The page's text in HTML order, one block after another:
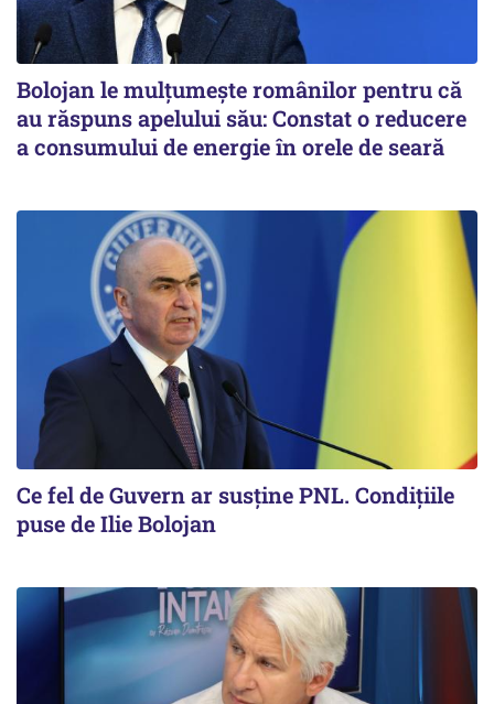
Bolojan le mulțumește românilor pentru că
au răspuns apelului său: Constat o reducere
a consumului de energie în orele de seară
Ce fel de Guvern ar susține PNL. Condițiile
puse de Ilie Bolojan